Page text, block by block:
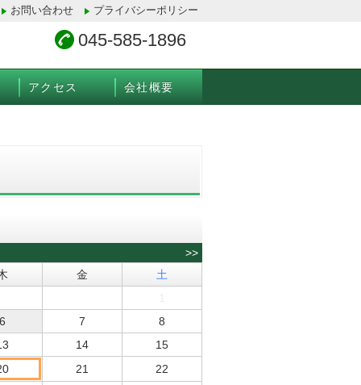
お問い合わせ プライバシーポリシー
045-585-1896
アクセス 会社概要
>>
金
土
6 7
8
14
15
21
22